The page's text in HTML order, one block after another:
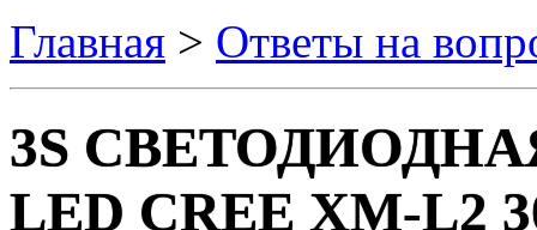
Главная > Ответы на
3S
LED CREE XM-L2